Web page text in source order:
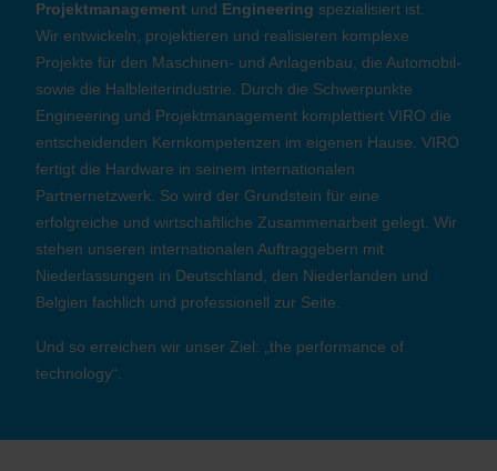
Projektmanagement und Engineering spezialisiert ist.
Wir entwickeln, projektieren und realisieren komplexe
Projekte für den Maschinen- und Anlagenbau, die Automobil-
sowie die Halbleiterindustrie. Durch die Schwerpunkte
Engineering und Projektmanagement komplettiert VIRO die
entscheidenden Kernkompetenzen im eigenen Hause. VIRO
fertigt die Hardware in seinem internationalen
Partnernetzwerk. So wird der Grundstein für eine
erfolgreiche und wirtschaftliche Zusammenarbeit gelegt. Wir
stehen unseren internationalen Auftraggebern mit
Niederlassungen in Deutschland, den Niederlanden und
Belgien fachlich und professionell zur Seite.
Und so erreichen wir unser Ziel: „the performance of
technology“.